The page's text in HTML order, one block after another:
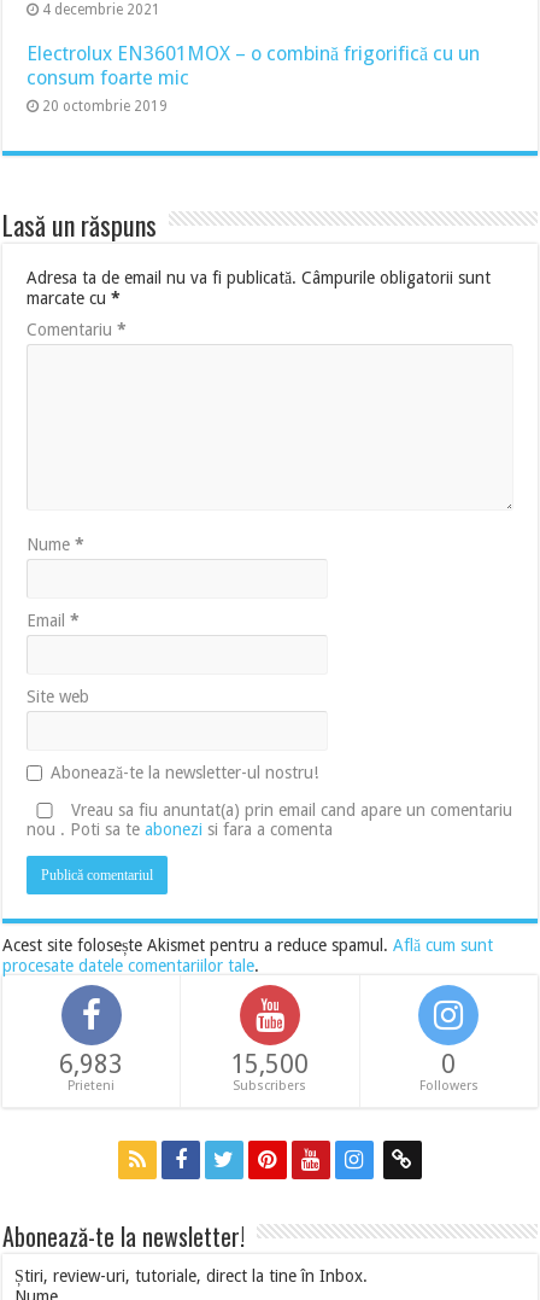
4 decembrie 2021
Electrolux EN3601MOX – o combină frigorifică cu un
consum foarte mic
20 octombrie 2019
Lasă un răspuns
Adresa ta de email nu va fi publicată. Câmpurile obligatorii sunt
marcate cu*
Comentariu*
Nume*
Email*
Site web
Abonează-te la newsletter-ul nostru!
Vreau sa fiu anuntat(a) prin email cand apare un comentariu
nou . Poti sa teabonezi si fara a comenta
Acest site folosește Akismet pentru a reduce spamul.Află cum sunt
procesate datele comentariilor tale.
6,983
Prieteni
15,500
Subscribers
0
Followers
Abonează-te la newsletter!
Știri, review-uri, tutoriale, direct la tine în Inbox.